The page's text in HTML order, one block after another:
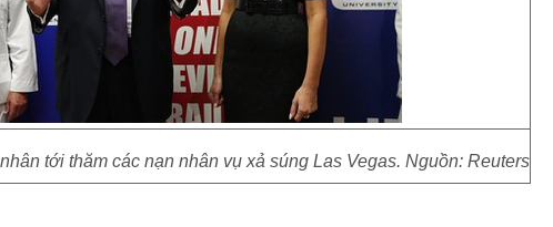
tới thăm các nạn nhân vụ xả súng Las Vegas. Nguồn: Reuters